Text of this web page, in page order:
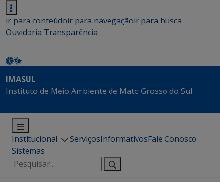
ir para conteúdoir para navegaçãoir para busca
Ouvidoria Transparência
IMASUL
Instituto de Meio Ambiente de Mato Grosso do Sul
Institucional ServiçosInformativosFale Conosco
Sistemas
Pesquisar
por: